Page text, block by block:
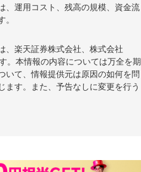
、運用コスト、残高の規模、資金流
、楽天証券株式会社、株式会社
。本情報の内容については万全を期
いて、情報提供元は原因の如何を問
ます。また、予告なしに変更を行う